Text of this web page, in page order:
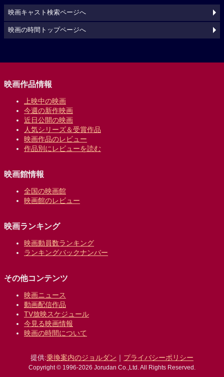
映画キャスト検索ページへ
映画の時間トップページへ
映画作品情報
上映中の映画
今週の新作映画
近日公開の映画
人気シリーズ＆受賞作品
映画作品のレビュー
作品別にレビューを読む
映画館情報
全国の映画館
映画館のレビュー
映画ランキング
映画動員数ランキング
ランキングバックナンバー
その他コンテンツ
映画ニュース
動画配信作品
TV放映スケジュール
今見る映画情報
映画の時間について
提供:乗換案内のジョルダン ｜ プライバシーポリシー
Copyright © 1996-2026 Jorudan Co.,Ltd. All Rights Reserved.